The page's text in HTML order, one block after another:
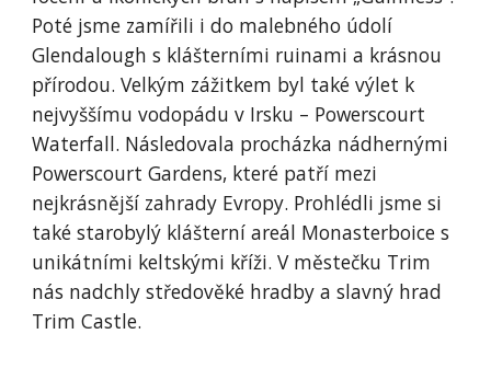
Poté jsme zamířili i do malebného údolí
Glendalough s klášterními ruinami a krásnou
přírodou. Velkým zážitkem byl také výlet k
nejvyššímu vodopádu v Irsku – Powerscourt
Waterfall. Následovala procházka nádhernými
Powerscourt Gardens, které patří mezi
nejkrásnější zahrady Evropy. Prohlédli jsme si
také starobylý klášterní areál Monasterboice s
unikátními keltskými kříži. V městečku Trim
nás nadchly středověké hradby a slavný hrad
Trim Castle.